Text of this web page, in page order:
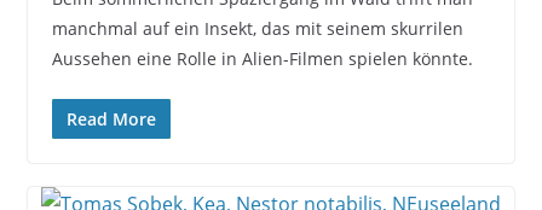
manchmal auf ein Insekt, das mit seinem skurrilen
Aussehen eine Rolle in Alien-Filmen spielen könnte.
Read More